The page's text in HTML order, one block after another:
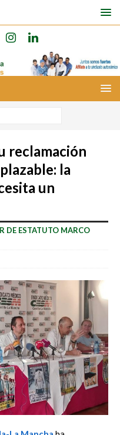
reclamación
la
un
DE ESTATUTO MARCO